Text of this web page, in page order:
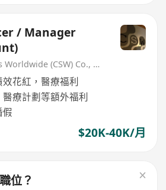
/ Manager
Consumer Solutions Worldwide (CSW) Co., Limited
花紅，醫療福利
療計劃等額外福利
假
$20K-40K/月
位？